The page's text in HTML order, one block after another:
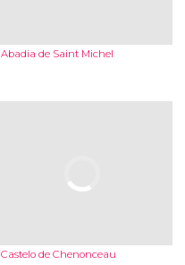
Abadia de Saint Michel
Castelo de Chenonceau